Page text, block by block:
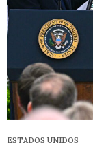
ESTADOS UNIDOS